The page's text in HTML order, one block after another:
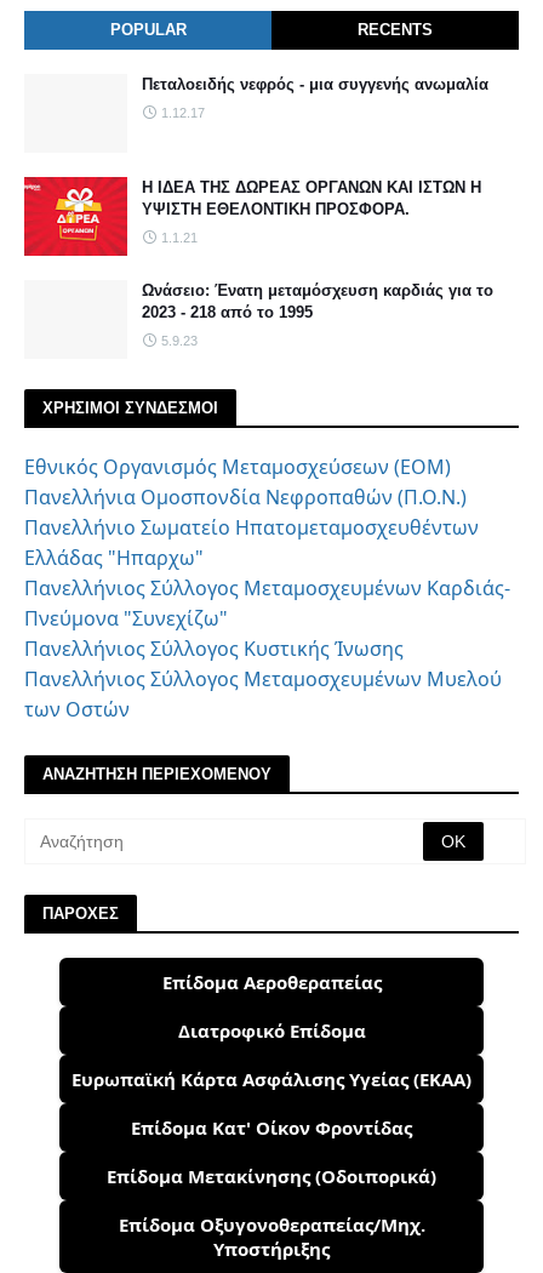
POPULAR RECENTS
Πεταλοειδής νεφρός - μια συγγενής ανωμαλία
1.12.17
Η ΙΔΕΑ ΤΗΣ ΔΩΡΕΑΣ ΟΡΓΑΝΩΝ ΚΑΙ ΙΣΤΩΝ Η
ΥΨΙΣΤΗ ΕΘΕΛΟΝΤΙΚΗ ΠΡΟΣΦΟΡΑ.
1.1.21
Ωνάσειο: Ένατη μεταμόσχευση καρδιάς για το
2023 - 218 από το 1995
5.9.23
ΧΡΗΣΙΜΟΙ ΣΥΝΔΕΣΜΟΙ
Εθνικός Οργανισμός Μεταμοσχεύσεων (ΕΟΜ)
Πανελλήνια Ομοσπονδία Νεφροπαθών (Π.Ο.Ν.)
Πανελλήνιο Σωματείο Ηπατομεταμοσχευθέντων
Ελλάδας "Ηπαρχω"
Πανελλήνιος Σύλλογος Μεταμοσχευμένων Καρδιάς-
Πνεύμονα "Συνεχίζω"
Πανελλήνιος Σύλλογος Κυστικής Ίνωσης
Πανελλήνιος Σύλλογος Μεταμοσχευμένων Μυελού
των Οστών
ΑΝΑΖΗΤΗΣΗ ΠΕΡΙΕΧΟΜΕΝΟΥ
ΠΑΡΟΧΕΣ
Επίδομα Αεροθεραπείας
Διατροφικό Επίδομα
Ευρωπαϊκή Κάρτα Ασφάλισης Υγείας (ΕΚΑΑ)
Επίδομα Κατ' Οίκον Φροντίδας
Επίδομα Μετακίνησης (Οδοιπορικά)
Επίδομα Οξυγονοθεραπείας/Μηχ.
Υποστήριξης